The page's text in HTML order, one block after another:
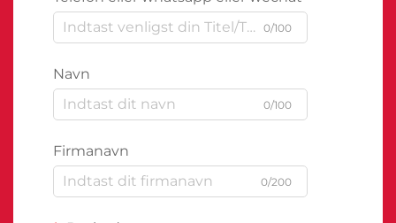
0/100
Navn
0/100
Firmanavn
0/200